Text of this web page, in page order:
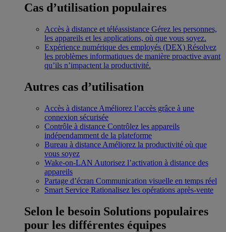
Cas d’utilisation populaires
Accès à distance et téléassistance Gérez les personnes,
les appareils et les applications, où que vous soyez.
Expérience numérique des employés (DEX) Résolvez
les problèmes informatiques de manière proactive avant
qu’ils n’impactent la productivité.
Autres cas d’utilisation
Accès à distance Améliorez l’accès grâce à une
connexion sécurisée
Contrôle à distance Contrôlez les appareils
indépendamment de la plateforme
Bureau à distance Améliorez la productivité où que
vous soyez
Wake-on-LAN Autorisez l’activation à distance des
appareils
Partage d’écran Communication visuelle en temps réel
Smart Service Rationalisez les opérations après-vente
Selon le besoin Solutions populaires
pour les différentes équipes